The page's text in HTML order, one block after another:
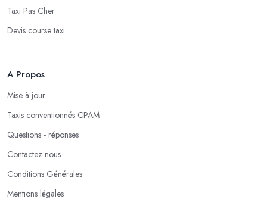
Taxi Pas Cher
Devis course taxi
A Propos
Mise à jour
Taxis conventionnés CPAM
Questions - réponses
Contactez nous
Conditions Générales
Mentions légales